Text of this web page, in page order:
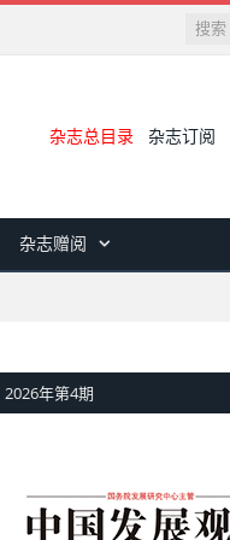
杂志总目录 杂志订阅
杂志赠阅
2026年第4期